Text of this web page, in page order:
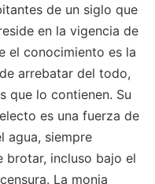
de un siglo que
en la vigencia de
el conocimiento es la
arrebatar del todo,
que lo contienen. Su
es una fuerza de
agua, siempre
brotar, incluso bajo el
La monja